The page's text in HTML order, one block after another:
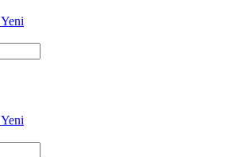
Yeni
Yeni